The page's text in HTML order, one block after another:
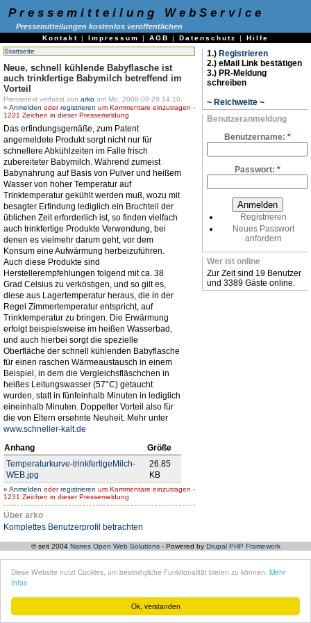
Ok, verstanden
Diese Website nutzt Cookies, um bestmögliche Funktionalität bieten zu können. Mehr
Infos
Pressemitteilung WebService
Pressemitteilungen kostenlos veröffentlichen
Kontakt | Impressum | AGB | Datenschutz | Hilfe
Startseite
Neue, schnell kühlende Babyflasche ist
auch trinkfertige Babymilch betreffend im
Vorteil
Pressetext verfasst von arko am Mo, 2008-09-29 14:10.
» Anmelden oderregistrieren um Kommentare einzutragen -
1231 Zeichen in dieser Pressemeldung
Das erfindungsgemäße, zum Patent
angemeldete Produkt sorgt nicht nur für
schnellere Abkühlzeiten im Falle frisch
zubereiteter Babymilch. Während zumeist
Babynahrung auf Basis von Pulver und heißem
Wasser von hoher Temperatur auf
Trinktemperatur gekühlt werden muß, wozu mit
besagter Erfindung lediglich ein Bruchteil der
üblichen Zeit erforderlich ist, so finden vielfach
auch trinkfertige Produkte Verwendung, bei
denen es vielmehr darum geht, vor dem
Konsum eine Aufwärmung herbeizuführen.
Auch diese Produkte sind
Herstellerempfehlungen folgend mit ca. 38
Grad Celsius zu verköstigen, und so gilt es,
diese aus Lagertemperatur heraus, die in der
Regel Zimmertemperatur entspricht, auf
Trinktemperatur zu bringen. Die Erwärmung
erfolgt beispielsweise im heißen Wasserbad,
und auch hierbei sorgt die spezielle
Oberfläche der schnell kühlenden Babyflasche
für einen raschen Wärmeaustausch in einem
Beispiel, in dem die Vergleichsfläschchen in
heißes Leitungswasser (57°C) getaucht
wurden, statt in fünfeinhalb Minuten in lediglich
eineinhalb Minuten. Doppelter Vorteil also für
die von Eltern ersehnte Neuheit. Mehr unter
www.schneller-kalt.de
Anhang
Größe
Temperaturkurve-trinkfertigeMilch-
WEB.jpg
26.85
KB
» Anmelden oderregistrieren um Kommentare einzutragen -
1231 Zeichen in dieser Pressemeldung
Über arko
Komplettes Benutzerprofil betrachten
1.) Registrieren
2.) eMail Link bestätigen
3.) PR-Meldung
schreiben
~ Reichweite ~
Benutzeranmeldung
Benutzername: *
Passwort: *
Registrieren
Neues Passwort
anfordern
Wer ist online
Zur Zeit sind 19 Benutzer
und 3389 Gäste online.
© seit 2004 Narres Open Web Solutions- Powered by Drupal PHP Framework